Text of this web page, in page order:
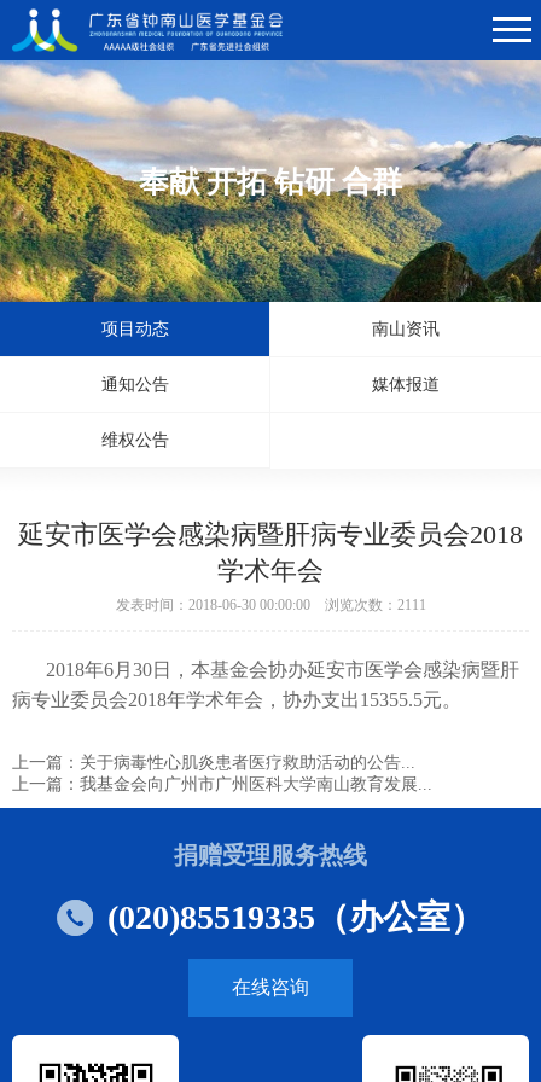
奉献 开拓 钻研 合群
项目动态 南山资讯
通知公告 媒体报道
维权公告
延安市医学会感染病暨肝病专业委员会2018
学术年会
发表时间：2018-06-30 00:00:00 浏览次数：2111
2018年6月30日，本基金会协办延安市医学会感染病暨肝
病专业委员会2018年学术年会，协办支出15355.5元。
上一篇：关于病毒性心肌炎患者医疗救助活动的公告...
上一篇：我基金会向广州市广州医科大学南山教育发展...
捐赠受理服务热线
(020)85519335（办公室）
在线咨询